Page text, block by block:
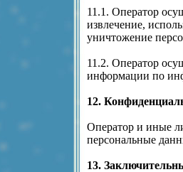
11.1. Оператор
извлечение,
уничтожение
11.2. Оператор
информации по
12.
Оператор и иные
персональные
13.